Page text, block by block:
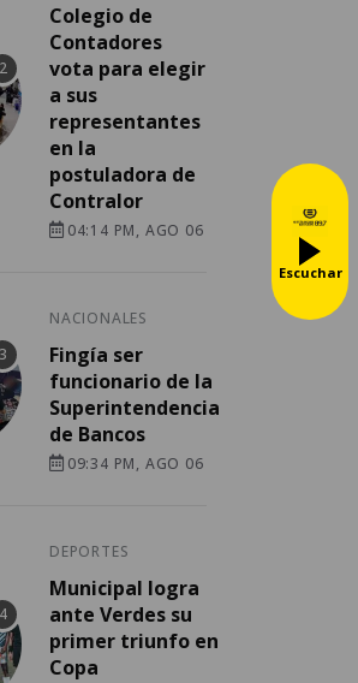
Colegio de
Contadores
vota para elegir
a sus
representantes
en la
postuladora de
Contralor
04:14 PM, AGO 06
NACIONALES
Fingía ser
funcionario de la
Superintendencia
de Bancos
09:34 PM, AGO 06
DEPORTES
Municipal logra
ante Verdes su
primer triunfo en
Copa
Escuchar